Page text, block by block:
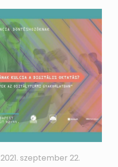
2021. szeptember 22.